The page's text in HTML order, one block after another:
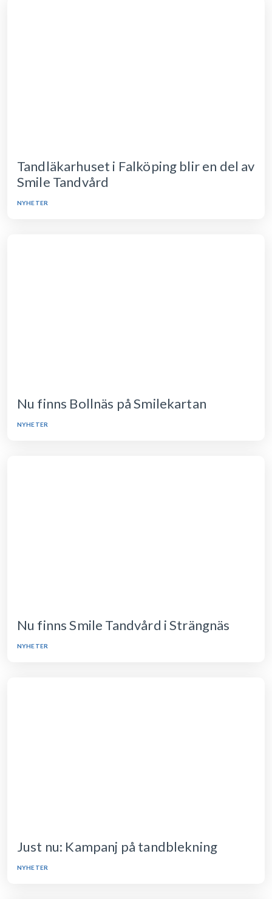
Tandläkarhuset i Falköping blir en del av
Smile Tandvård
NYHETER
Nu finns Bollnäs på Smilekartan
NYHETER
Nu finns Smile Tandvård i Strängnäs
NYHETER
Just nu: Kampanj på tandblekning
NYHETER